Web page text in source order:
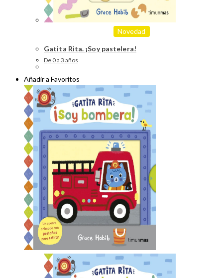
Novedad
Gatita Rita. ¡Soy pastelera!
De 0 a 3 años
Añadir a Favoritos